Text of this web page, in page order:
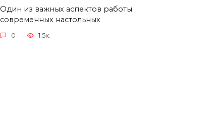
Один из важных аспектов работы
современных настольных
0 1.5к.